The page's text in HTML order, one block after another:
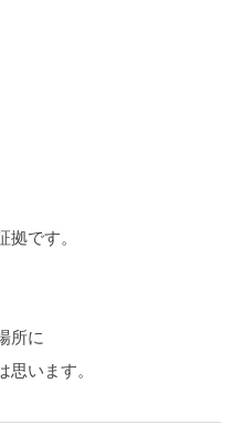
です。
所に
思います。